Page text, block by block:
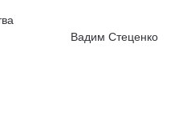
Вадим Стеценко